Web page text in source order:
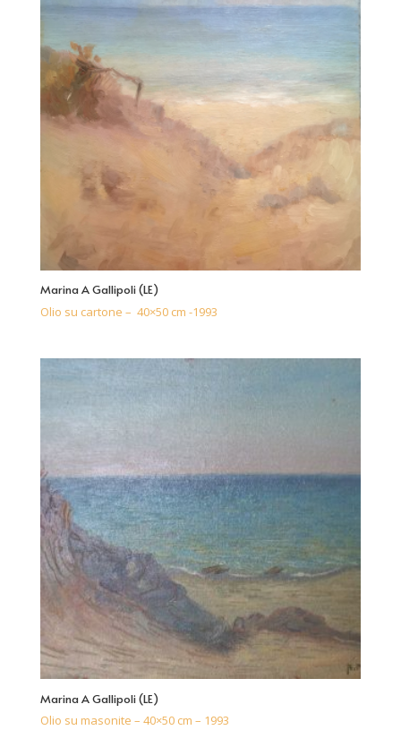
Marina A Gallipoli (LE)
Olio su cartone – 40×50 cm -1993
Marina A Gallipoli (LE)
Olio su masonite – 40×50 cm – 1993